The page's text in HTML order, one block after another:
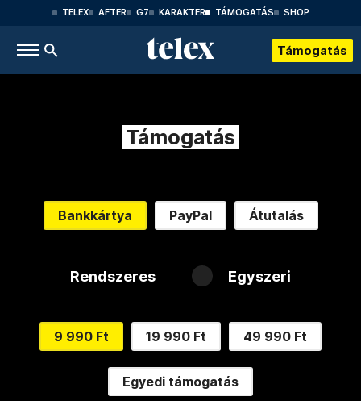
TELEX AFTER G7 KARAKTER TÁMOGATÁS SHOP
Támogatás
Támogatás
Bankkártya PayPal Átutalás
Rendszeres Egyszeri
9 990 Ft 19 990 Ft 49 990 Ft
Egyedi támogatás